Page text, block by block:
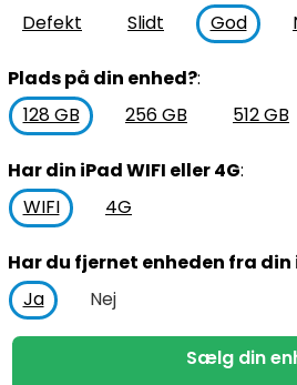
Defekt
Slidt God
Plads på din enhed?:
128 GB
256 GB 512 GB
Har din iPad WIFI eller 4G:
WIFI
4G
Har du fjernet enheden fra
Ja
Nej
Sælg din